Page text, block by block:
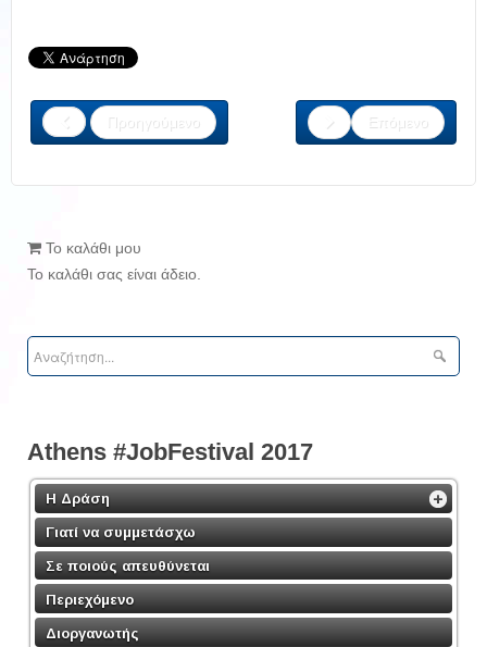
Προηγούμενο Επόμενο
Το καλάθι μου
Το καλάθι σας είναι άδειο.
Athens #JobFestival 2017
Η Δράση
Γιατί να συμμετάσχω
Σε ποιούς απευθύνεται
Περιεχόμενο
Διοργανωτής